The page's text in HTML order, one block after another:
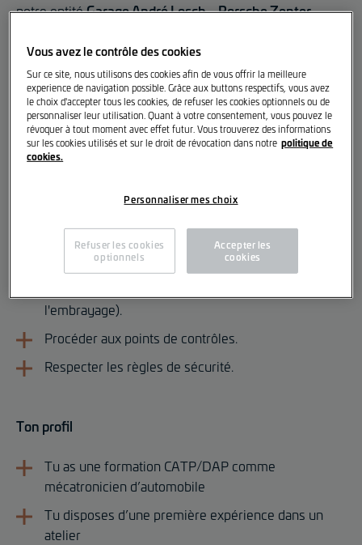
notre entitéGarage André Losch-Porsche Zenter
une :
Mécatronicien d’automobile PORSCHE [m/f/d]
Tes tâches
Exécuter les opérations de remise en état
frein, changement de filtres...).
Gérer les prestations de mécanique lourde
l'embrayage).
Procéder aux points de contrôles.
Respecter les règles de sécurité.
Ton profil
Tu as une formation CATP/DAP comme
mécatronicien d’automobile
Tu disposes d’une première expérience dans un
atelier
Vous avez le contrôle des cookies
Sur ce site, nous utilisons des cookies afin de vous offrir la meilleure
experience de navigation possible. Grâce aux buttons respectifs, vous avez
le choix d'accepter tous les cookies, de refuser les cookies optionnels ou de
personnaliser leur utilisation. Quant à votre consentement, vous pouvez le
révoquer à tout moment avec effet futur. Vous trouverez des informations
sur les cookies utilisés et sur le droit de révocation dans notre politique de
cookies.
Personnaliser mes choix
Refuser les cookies
optionnels
Accepter les
cookies